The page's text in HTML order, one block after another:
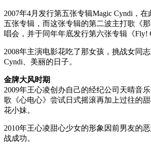
2007年4月发行第五张专辑Magic Cyndi，
五张专辑，而这张专辑的第二波主打歌《
唱会，并于同年年底发行第六张专辑《Fly!
2008年主演电影花吃了那女孩，挑战女同
Cyndi、美丽的日子。
金牌大风时期
2009年王心凌创办自己的经纪公司天晴音
歌《心电心》尝试日式摇滚再加上过往的
花小妹。
2010年王心凌甜心少女的形象因前男友的
战成功。